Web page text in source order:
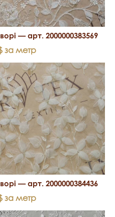
— арт. 2000000383569
за метр
— арт. 2000000384436
за метр